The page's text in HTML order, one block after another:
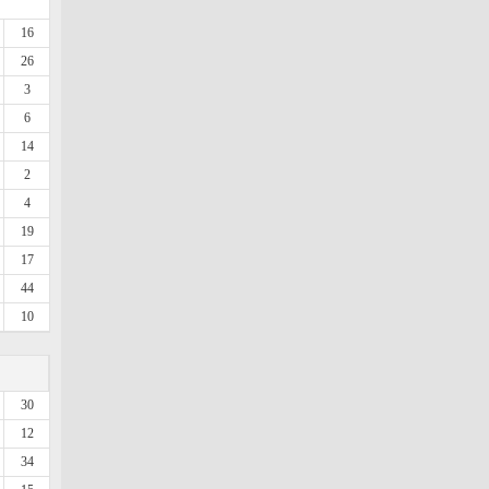
16
26
3
6
14
2
4
19
17
44
10
30
12
34